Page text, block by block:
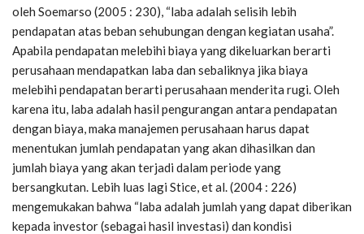
oleh Soemarso (2005 : 230), “laba adalah selisih lebih
pendapatan atas beban sehubungan dengan kegiatan usaha”.
Apabila pendapatan melebihi biaya yang dikeluarkan berarti
perusahaan mendapatkan laba dan sebaliknya jika biaya
melebihi pendapatan berarti perusahaan menderita rugi. Oleh
karena itu, laba adalah hasil pengurangan antara pendapatan
dengan biaya, maka manajemen perusahaan harus dapat
menentukan jumlah pendapatan yang akan dihasilkan dan
jumlah biaya yang akan terjadi dalam periode yang
bersangkutan. Lebih luas lagi Stice, et al. (2004 : 226)
mengemukakan bahwa “laba adalah jumlah yang dapat diberikan
kepada investor (sebagai hasil investasi) dan kondisi